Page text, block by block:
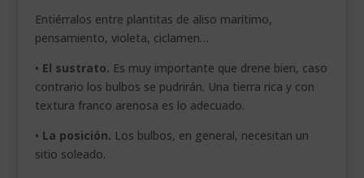
Entiérralos entre plantitas de aliso marítimo,
pensamiento, violeta, ciclamen…
• El sustrato. Es muy importante que drene bien, caso
contrario los bulbos se pudrirán. Una tierra rica y con
textura franco arenosa es lo adecuado.
• La posición. Los bulbos, en general, necesitan un
sitio soleado.